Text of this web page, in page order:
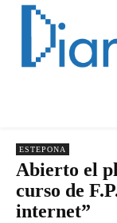
ESTEPONA
Abierto el
curso de
internet”